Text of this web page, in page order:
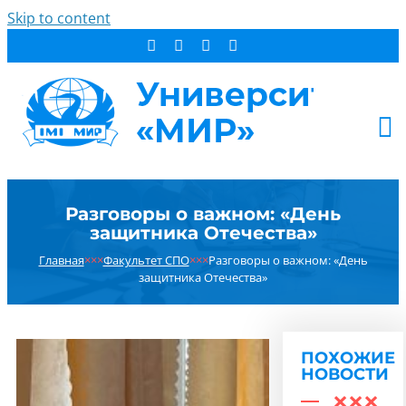
Skip to content
СТУДЕНТУ
ОБ УНИВЕРСИТЕТЕ
НОВОСТИ
РЕЗУЛЬТАТ ПОИСКА:
Разговоры о важном: «День
защитника Отечества»
Главная×××Факультет СПО×××Разговоры о важном: «День
защитника Отечества»
ПОХОЖИЕ
НОВОСТИ